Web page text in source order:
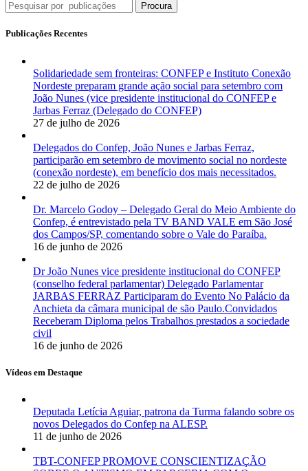
Procura
Publicações Recentes
Solidariedade sem fronteiras: CONFEP e Instituto Conexão
Nordeste preparam grande ação social para setembro com
João Nunes (vice presidente institucional do CONFEP e
Jarbas Ferraz (Delegado do CONFEP)
27 de julho de 2026
Delegados do Confep, João Nunes e Jarbas Ferraz,
participarão em setembro de movimento social no nordeste
(conexão nordeste), em benefício dos mais necessitados.
22 de julho de 2026
Dr. Marcelo Godoy – Delegado Geral do Meio Ambiente do
Confep, é entrevistado pela TV BAND VALE em São José
dos Campos/SP, comentando sobre o Vale do Paraíba.
16 de junho de 2026
Dr João Nunes vice presidente institucional do CONFEP
(conselho federal parlamentar) Delegado Parlamentar
JARBAS FERRAZ Participaram do Evento No Palácio da
Anchieta da câmara municipal de são Paulo.Convidados
Receberam Diploma pelos Trabalhos prestados a sociedade
civil
16 de junho de 2026
Vídeos em Destaque
Deputada Letícia Aguiar, patrona da Turma falando sobre os
novos Delegados do Confep na ALESP.
11 de junho de 2026
TBT-CONFEP PROMOVE CONSCIENTIZAÇÃO